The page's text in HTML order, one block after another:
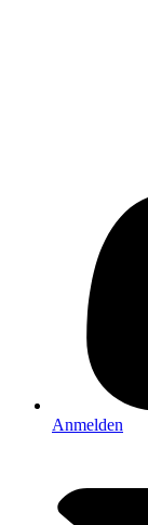
Anmelden